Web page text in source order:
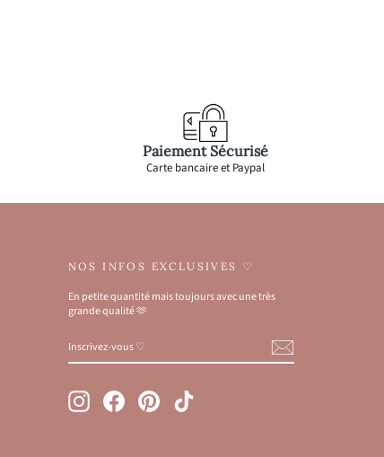
Paiement Sécurisé
Carte bancaire et Paypal
NOS INFOS EXCLUSIVES ♡
En petite quantité mais toujours avec une très
grande qualité 🫶
VOUS
♡
InstagramFacebookPinterestTikTok